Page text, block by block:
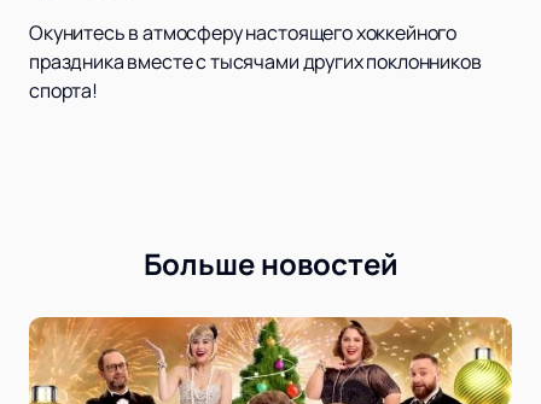
Окунитесь в атмосферу настоящего хоккейного
праздника вместе с тысячами других поклонников
спорта!
Больше новостей